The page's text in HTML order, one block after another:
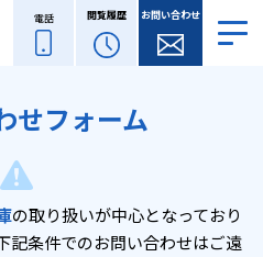
電話 閲覧履歴 お問い合わせ
せフォーム
の取り扱いが中心となっており
記条件でのお問い合わせはご遠